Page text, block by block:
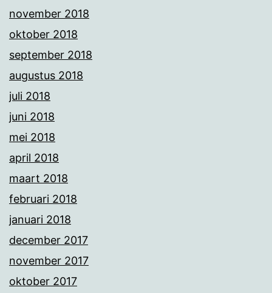
november 2018
oktober 2018
september 2018
augustus 2018
juli 2018
juni 2018
mei 2018
april 2018
maart 2018
februari 2018
januari 2018
december 2017
november 2017
oktober 2017